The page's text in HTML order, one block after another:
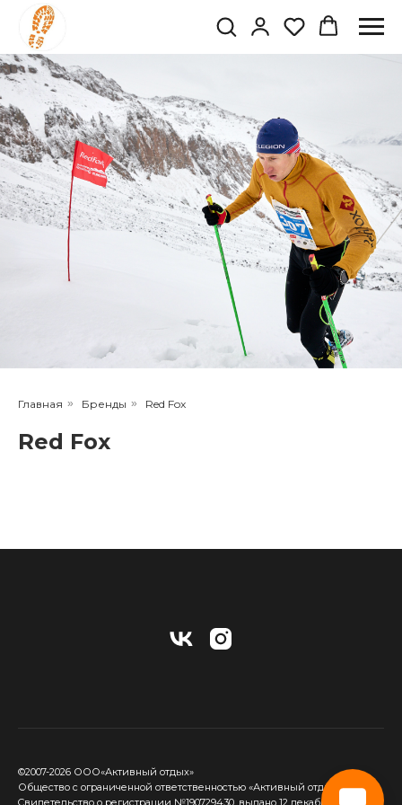
Главная » Бренды » Red Fox
Red Fox
©2007-2026 ООО«Активный отдых»
Общество с ограниченной ответственностью «Активный отдых»
Cвидетельство о регистрации №190729430, выдано 12 декабря 2017